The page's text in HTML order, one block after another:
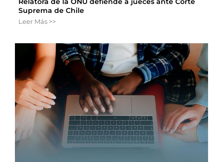
Suprema de Chile
Leer Más >>